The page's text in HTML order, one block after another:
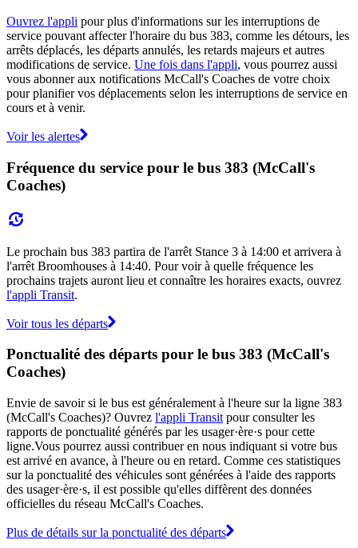
Ouvrez l'appli pour plus d'informations sur les interruptions de
service pouvant affecter l'horaire du bus 383, comme les détours, les
arrêts déplacés, les départs annulés, les retards majeurs et autres
modifications de service. Une fois dans l'appli, vous pourrez aussi
vous abonner aux notifications McCall's Coaches de votre choix
pour planifier vos déplacements selon les interruptions de service en
cours et à venir.
Voir les alertes
Fréquence du service pour le bus 383 (McCall's
Coaches)
Le prochain bus 383 partira de l'arrêt Stance 3 à 14:00 et arrivera à
l'arrêt Broomhouses à 14:40. Pour voir à quelle fréquence les
prochains trajets auront lieu et connaître les horaires exacts, ouvrez
l'appli Transit.
Voir tous les départs
Ponctualité des départs pour le bus 383 (McCall's
Coaches)
Envie de savoir si le bus est généralement à l'heure sur la ligne 383
(McCall's Coaches)? Ouvrez l'appli Transit pour consulter les
rapports de ponctualité générés par les usager·ère·s pour cette
ligne.Vous pourrez aussi contribuer en nous indiquant si votre bus
est arrivé en avance, à l'heure ou en retard. Comme ces statistiques
sur la ponctualité des véhicules sont générées à l'aide des rapports
des usager·ère·s, il est possible qu'elles diffèrent des données
officielles du réseau McCall's Coaches.
Plus de détails sur la ponctualité des départs